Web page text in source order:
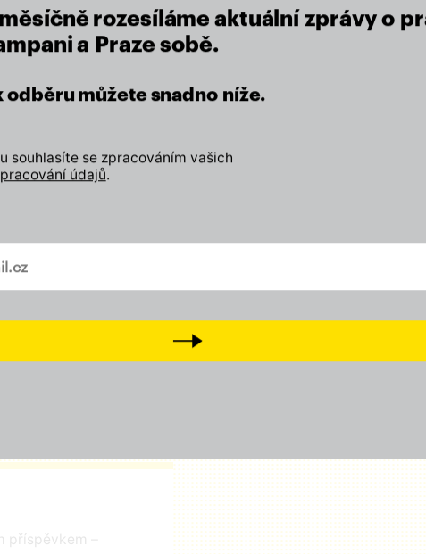
rozesíláme aktuální zprávy o
a Praze sobě.
odběru můžete snadno níže.
souhlasíte se zpracováním vašich
údajů.
Next
nám na místě, kde žijeme.
–